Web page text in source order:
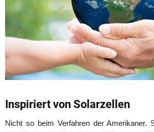
Inspiriert von Solarzellen
Nicht so beim Verfahren der Amerikaner.